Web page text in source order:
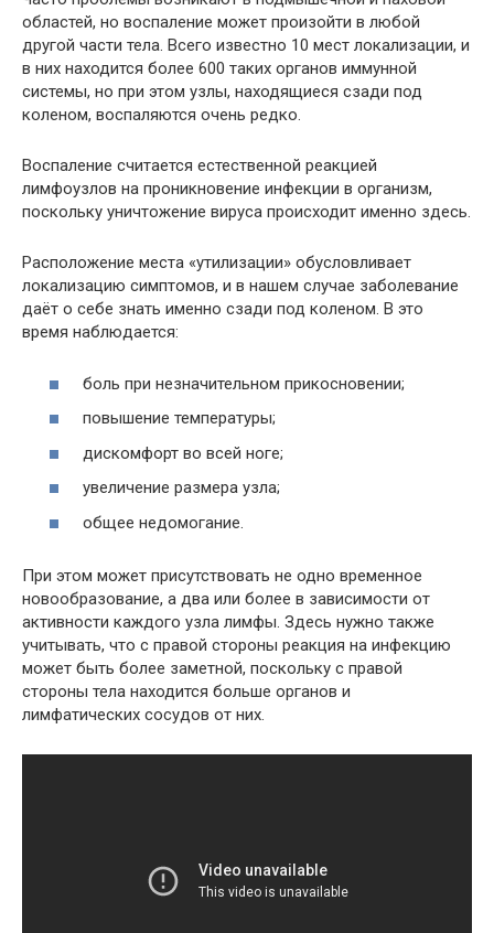
областей, но воспаление может произойти в любой
другой части тела. Всего известно 10 мест локализации, и
в них находится более 600 таких органов иммунной
системы, но при этом узлы, находящиеся сзади под
коленом, воспаляются очень редко.
Воспаление считается естественной реакцией
лимфоузлов на проникновение инфекции в организм,
поскольку уничтожение вируса происходит именно здесь.
Расположение места «утилизации» обусловливает
локализацию симптомов, и в нашем случае заболевание
даёт о себе знать именно сзади под коленом. В это
время наблюдается:
боль при незначительном прикосновении;
повышение температуры;
дискомфорт во всей ноге;
увеличение размера узла;
общее недомогание.
При этом может присутствовать не одно временное
новообразование, а два или более в зависимости от
активности каждого узла лимфы. Здесь нужно также
учитывать, что с правой стороны реакция на инфекцию
может быть более заметной, поскольку с правой
стороны тела находится больше органов и
лимфатических сосудов от них.